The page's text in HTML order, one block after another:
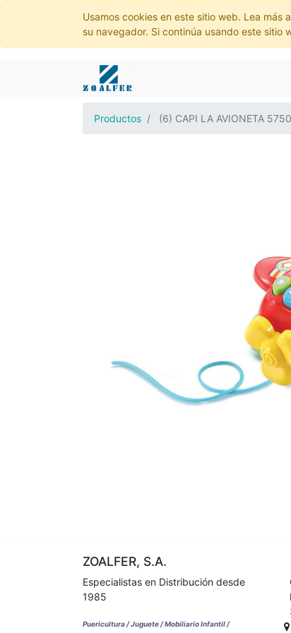
Usamos cookies en este sitio web. Lea más
su navegador. Si continúa usando este sitio
Productos (6) CAPI LA AVIONETA
ZOALFER, S.A.
Especialistas en Distribución desde
1985
Puericultura / Juguete / Mobiliario Infantil /